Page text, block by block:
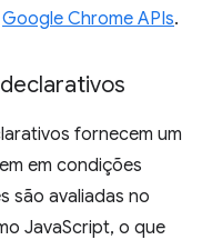
Google Chrome APIs.
fornecem um
em condições
são avaliadas no
JavaScript, o que